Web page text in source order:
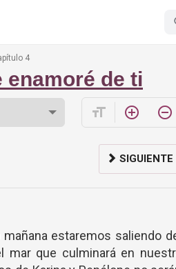
4
enamoré de ti
format_size add_circle_outline remove_circle_outline
SIGUIENTE
estaremos saliendo
mar que culminará en